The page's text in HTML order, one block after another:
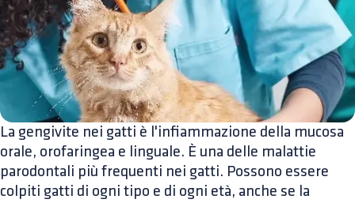
La gengivite nei gatti è l'infiammazione della mucosa
orale, orofaringea e linguale. È una delle malattie
parodontali più frequenti nei gatti. Possono essere
colpiti gatti di ogni tipo e di ogni età, anche se la